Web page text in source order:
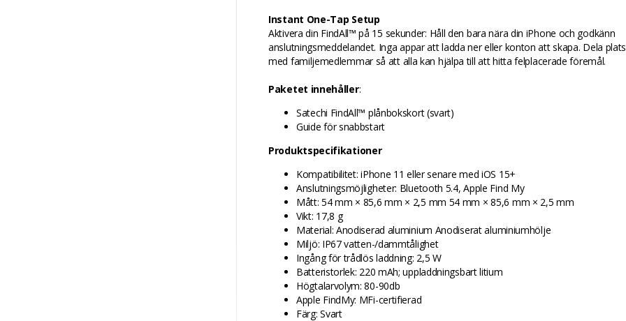
Instant One-Tap Setup
Aktivera din FindAll™ på 15 sekunder: Håll den bara nära din iPhone och godkänn
anslutningsmeddelandet. Inga appar att ladda ner eller konton att skapa. Dela
med familjemedlemmar så att alla kan hjälpa till att hitta felplacerade föremål.
Paketet innehåller:
Satechi FindAll™ plånbokskort (svart)
Guide för snabbstart
Produktspecifikationer
Kompatibilitet: iPhone 11 eller senare med iOS 15+
Anslutningsmöjligheter: Bluetooth 5.4, Apple Find My
Mått: 54 mm × 85,6 mm × 2,5 mm 54 mm × 85,6 mm × 2,5 mm
Vikt: 17,8 g
Material: Anodiserad aluminium Anodiserat aluminiumhölje
Miljö: IP67 vatten-/dammtålighet
Ingång för trådlös laddning: 2,5 W
Batteristorlek: 220 mAh; uppladdningsbart litium
Högtalarvolym: 80-90db
Apple FindMy: MFi-certifierad
Färg: Svart